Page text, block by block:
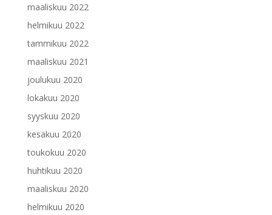
maaliskuu 2022
helmikuu 2022
tammikuu 2022
maaliskuu 2021
joulukuu 2020
lokakuu 2020
syyskuu 2020
kesäkuu 2020
toukokuu 2020
huhtikuu 2020
maaliskuu 2020
helmikuu 2020